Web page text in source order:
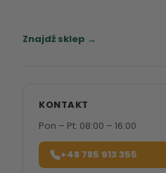
Znajdź sklep →
KONTAKT
Pon – Pt: 08:00 – 16:00
+48 785 913 355